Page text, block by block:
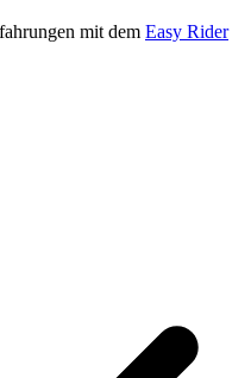
mit dem Easy Rider